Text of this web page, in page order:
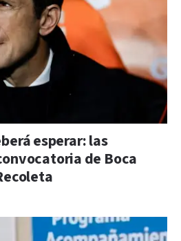
esperar: las
de Boca